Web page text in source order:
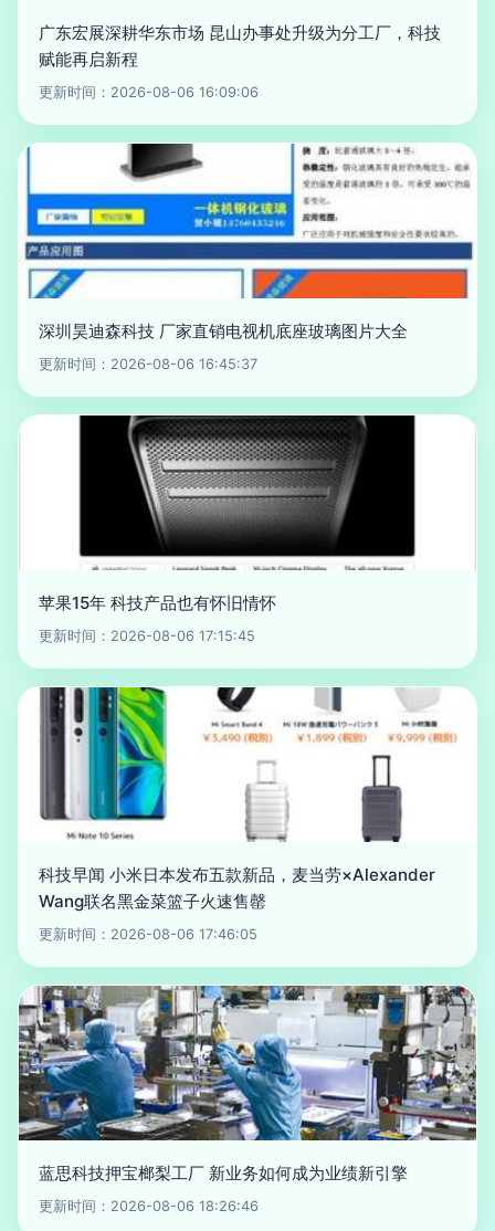
广东宏展深耕华东市场 昆山办事处升级为分工厂，科技
赋能再启新程
更新时间：2026-08-06 16:09:06
深圳昊迪森科技 厂家直销电视机底座玻璃图片大全
更新时间：2026-08-06 16:45:37
苹果15年 科技产品也有怀旧情怀
更新时间：2026-08-06 17:15:45
科技早闻 小米日本发布五款新品，麦当劳×Alexander
Wang联名黑金菜篮子火速售罄
更新时间：2026-08-06 17:46:05
蓝思科技押宝榔梨工厂 新业务如何成为业绩新引擎
更新时间：2026-08-06 18:26:46